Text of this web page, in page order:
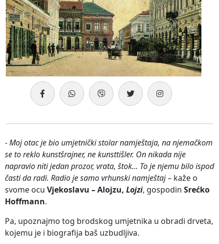
-Moj otac je bio umjetnički stolar namještaja, na njemačkom
se to reklo kunstšrajner, ne kunsttišler. On nikada nije
napravio niti jedan prozor, vrata, štok… To je njemu bilo ispod
časti da radi. Radio je samo vrhunski namještaj– kaže o
svome ocu Vjekoslavu – Alojzu, Lojzi, gospodin Srećko
Hoffmann.
Pa, upoznajmo tog brodskog umjetnika u obradi drveta,
kojemu je i biografija baš uzbudljiva.